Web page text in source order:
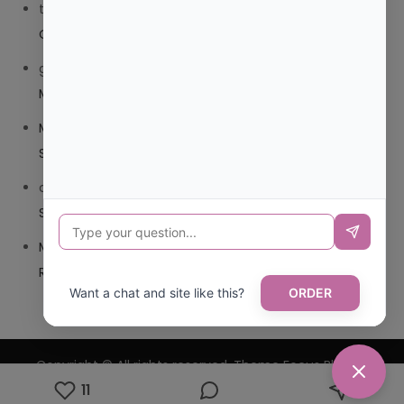
trolls_pipis
O TRIBEDOCE DX?
giovannaservin220
MUNICIPIO?
Mariana Pozo
SANITARIA CANARIA?
carmenharacil
SANITARIA CANARIA?
Mariana Pozoen¿CUAL ES CODIGO POSTAL DE
REPUBLICA DOMINICANA?
Copyright © All rights reserved. Theme Focus Blog by
Creativ Themes
11
Want a chat and site like this? ORDER